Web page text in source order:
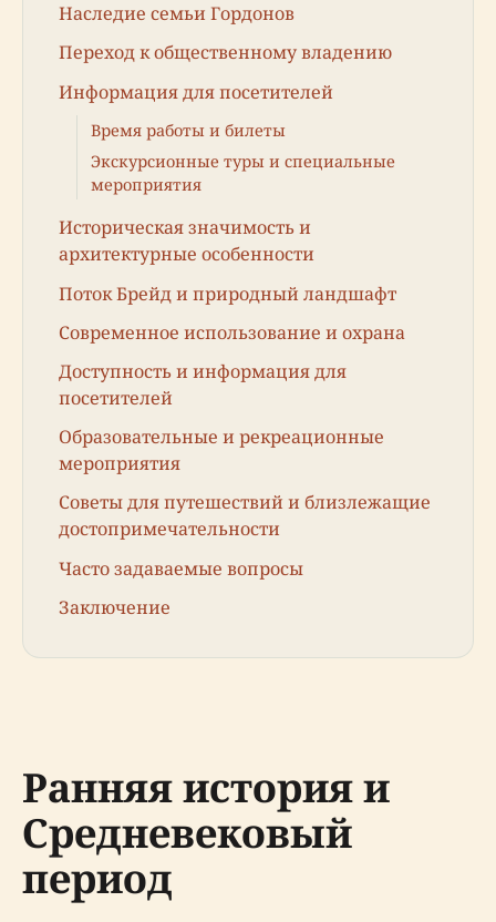
Наследие семьи Гордонов
Переход к общественному владению
Информация для посетителей
Время работы и билеты
Экскурсионные туры и специальные
мероприятия
Историческая значимость и
архитектурные особенности
Поток Брейд и природный ландшафт
Современное использование и охрана
Доступность и информация для
посетителей
Образовательные и рекреационные
мероприятия
Советы для путешествий и близлежащие
достопримечательности
Часто задаваемые вопросы
Заключение
Ранняя история и
Средневековый
период